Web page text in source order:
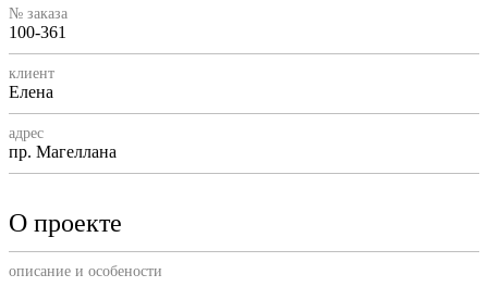
№ заказа
100-361
клиент
Елена
адрес
пр. Магеллана
О проекте
описание и особености